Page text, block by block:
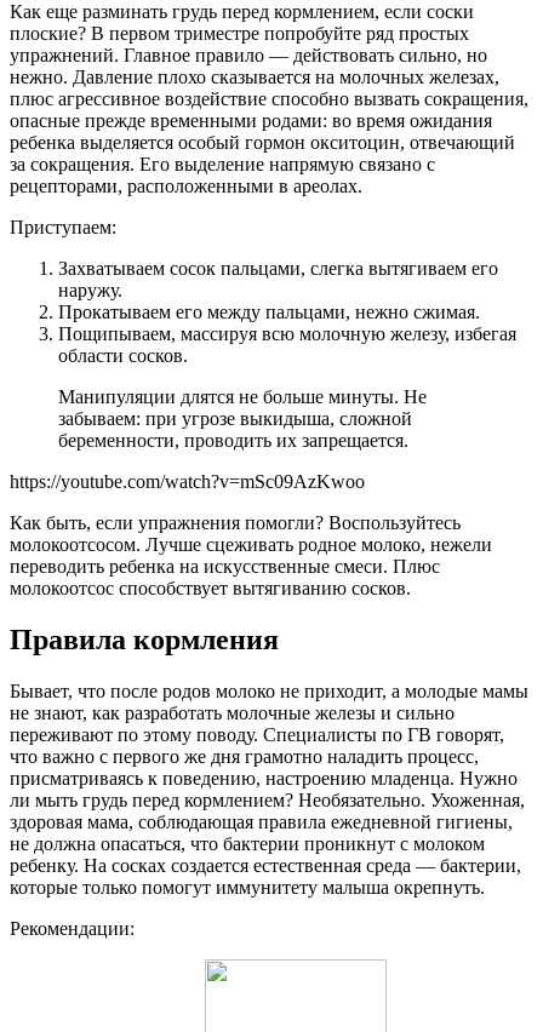
Как еще разминать грудь перед кормлением, если соски
плоские? В первом триместре попробуйте ряд простых
упражнений. Главное правило — действовать сильно, но
нежно. Давление плохо сказывается на молочных железах,
плюс агрессивное воздействие способно вызвать сокращения,
опасные прежде временными родами: во время ожидания
ребенка выделяется особый гормон окситоцин, отвечающий
за сокращения. Его выделение напрямую связано с
рецепторами, расположенными в ареолах.
Приступаем:
Захватываем сосок пальцами, слегка вытягиваем его
наружу.
Прокатываем его между пальцами, нежно сжимая.
Пощипываем, массируя всю молочную железу, избегая
области сосков.
Манипуляции длятся не больше минуты. Не
забываем: при угрозе выкидыша, сложной
беременности, проводить их запрещается.
https://youtube.com/watch?v=mSc09AzKwoo
Как быть, если упражнения помогли? Воспользуйтесь
молокоотсосом. Лучше сцеживать родное молоко, нежели
переводить ребенка на искусственные смеси. Плюс
молокоотсос способствует вытягиванию сосков.
Правила кормления
Бывает, что после родов молоко не приходит, а молодые мамы
не знают, как разработать молочные железы и сильно
переживают по этому поводу. Специалисты по ГВ говорят,
что важно с первого же дня грамотно наладить процесс,
присматриваясь к поведению, настроению младенца. Нужно
ли мыть грудь перед кормлением? Необязательно. Ухоженная,
здоровая мама, соблюдающая правила ежедневной гигиены,
не должна опасаться, что бактерии проникнут с молоком
ребенку. На сосках создается естественная среда — бактерии,
которые только помогут иммунитету малыша окрепнуть.
Рекомендации: